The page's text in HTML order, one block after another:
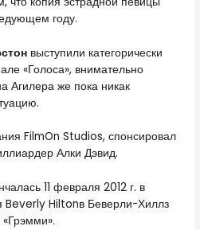
году.
выступили категорически
«Голоса», внимательно
Агилера же пока никак
FilmOn Studios, спонсировал
Алки Дэвид.
11 февраля 2012 г. в
Beverly Hiltonв Беверли-Хиллз